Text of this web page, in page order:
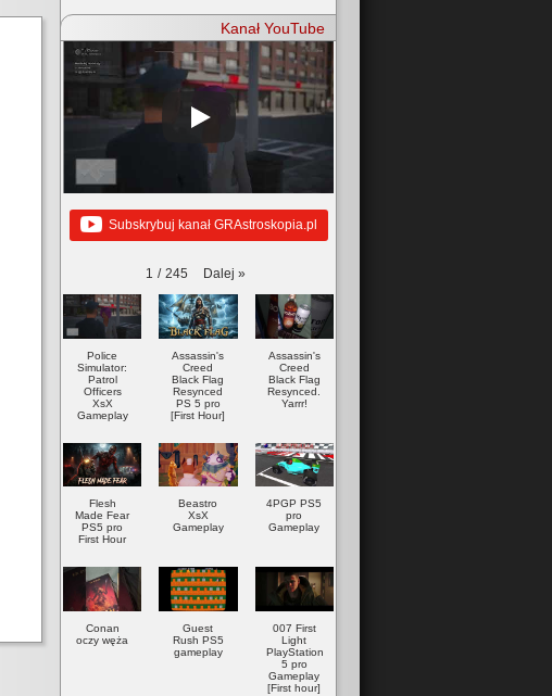
Kanał YouTube
Subskrybuj kanał GRAstroskopia.pl
1 / 245 Dalej »
Police
Simulator:
Patrol
Officers
XsX
Gameplay
Assassin's
Creed
Black Flag
Resynced
PS 5 pro
[First Hour]
Assassin's
Creed
Black Flag
Resynced.
Yarrr!
Flesh
Made Fear
PS5 pro
First Hour
Beastro
XsX
Gameplay
4PGP PS5
pro
Gameplay
Conan
oczy węża
Guest
Rush PS5
gameplay
007 First
Light
PlayStation
5 pro
Gameplay
[First hour]